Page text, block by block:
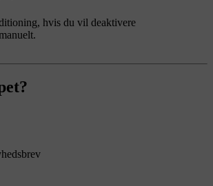
, hvis du vil deaktivere